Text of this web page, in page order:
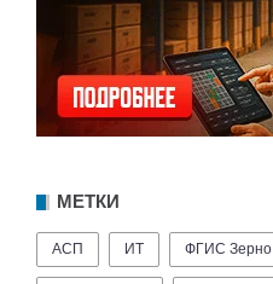
МЕТКИ
АСП ИТ ФГИС Зерно